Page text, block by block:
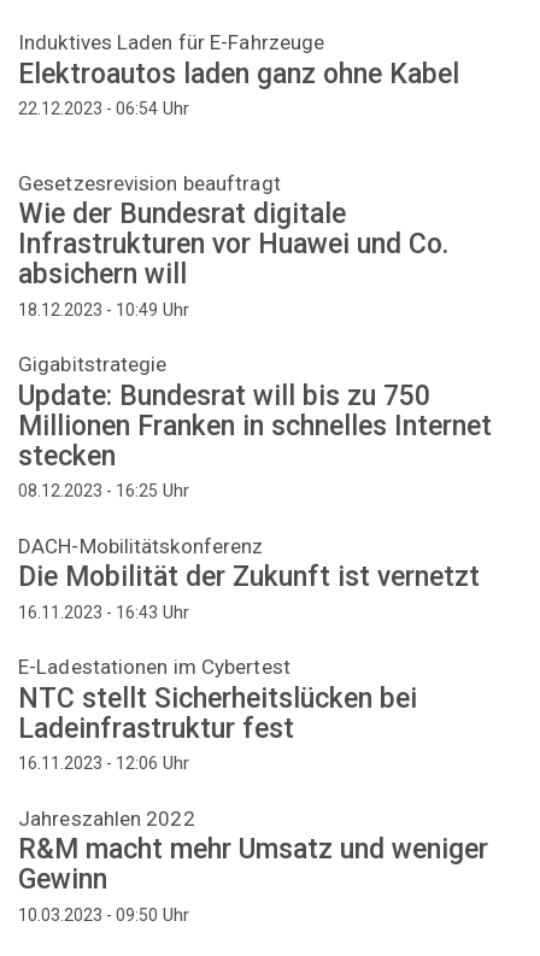
Induktives Laden für E-Fahrzeuge
Elektroautos laden ganz ohne Kabel
22.12.2023 - 06:54 Uhr
Gesetzesrevision beauftragt
Wie der Bundesrat digitale
Infrastrukturen vor Huawei und Co.
absichern will
18.12.2023 - 10:49 Uhr
Gigabitstrategie
Update: Bundesrat will bis zu 750
Millionen Franken in schnelles Internet
stecken
08.12.2023 - 16:25 Uhr
DACH-Mobilitätskonferenz
Die Mobilität der Zukunft ist vernetzt
16.11.2023 - 16:43 Uhr
E-Ladestationen im Cybertest
NTC stellt Sicherheitslücken bei
Ladeinfrastruktur fest
16.11.2023 - 12:06 Uhr
Jahreszahlen 2022
R&M macht mehr Umsatz und weniger
Gewinn
10.03.2023 - 09:50 Uhr